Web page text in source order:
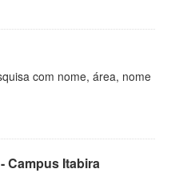
com nome, área, nome
Campus Itabira